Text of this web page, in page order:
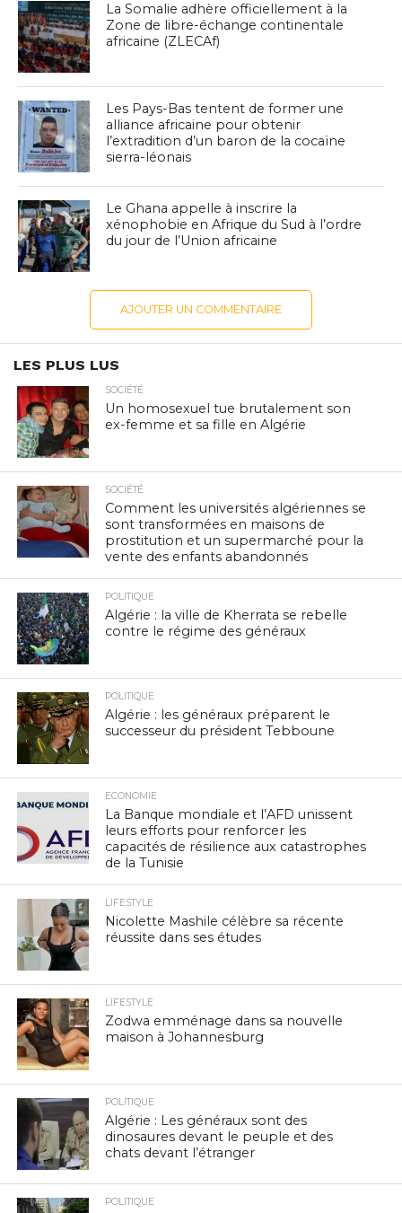
La Somalie adhère officiellement à la
Zone de libre-échange continentale
africaine (ZLECAf)
Les Pays-Bas tentent de former une
alliance africaine pour obtenir
l’extradition d’un baron de la cocaïne
sierra-léonais
Le Ghana appelle à inscrire la
xénophobie en Afrique du Sud à l’ordre
du jour de l’Union africaine
AJOUTER UN COMMENTAIRE
LES PLUS LUS
SOCIÉTÉ
Un homosexuel tue brutalement son
ex-femme et sa fille en Algérie
SOCIÉTÉ
Comment les universités algériennes se
sont transformées en maisons de
prostitution et un supermarché pour la
vente des enfants abandonnés
POLITIQUE
Algérie : la ville de Kherrata se rebelle
contre le régime des généraux
POLITIQUE
Algérie : les généraux préparent le
successeur du président Tebboune
ECONOMIE
La Banque mondiale et l’AFD unissent
leurs efforts pour renforcer les
capacités de résilience aux catastrophes
de la Tunisie
LIFESTYLE
Nicolette Mashile célèbre sa récente
réussite dans ses études
LIFESTYLE
Zodwa emménage dans sa nouvelle
maison à Johannesburg
POLITIQUE
Algérie : Les généraux sont des
dinosaures devant le peuple et des
chats devant l’étranger
POLITIQUE